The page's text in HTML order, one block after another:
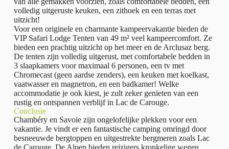
volledig uitgeruste keuken, een zithoek en een terras met
uitzicht!
Voor een originele en charmante kampeervakantie bieden de
VIP Safari Lodge Tenten van 49 m² veel kampeercomfort. Ze
bieden een prachtig uitzicht op het meer en de Arclusaz berg.
De tenten zijn volledig uitgerust, met comfortabele bedden in
3 slaapkamers voor maximaal 6 personen, een tv met
Chromecast (geen aardse zenders), een keuken met koelkast,
vaatwasser en magnetron, en een badkamer! Welke
accommodatie je ook kiest, je zult zeker genieten van een
rustig en ontspannen verblijf in Lac de Carouge.
Conclusie
Chambéry en Savoie zijn ongelofelijke plekken voor een
vakantie. Je vindt er een fantastische camping omringd door
besneeuwde bergtoppen en uitgestrekte bergmeren zoals Lac
de Carouge. De Alpen bieden reizigers kronkelige wegen